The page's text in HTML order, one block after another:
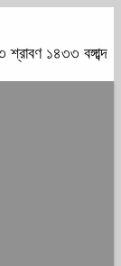
১৪৩৩ বঙ্গাব্দ